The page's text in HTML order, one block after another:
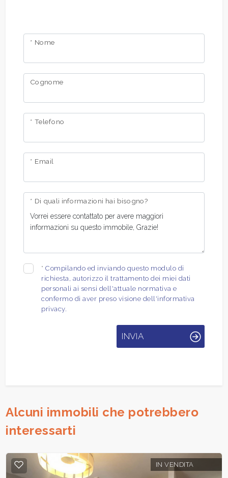
* Nome
Cognome
* Telefono
* Email
* Di quali informazioni hai bisogno?
*Compilando ed inviando questo modulo di
richiesta, autorizzo il trattamento dei miei dati
personali ai sensi dell'attuale normativa e
confermo di aver preso visione dell'informativa
privacy.
INVIA
Alcuni immobili che potrebbero
interessarti
IN VENDITA
Balcone/Terrazzo
Arredato
Lusso